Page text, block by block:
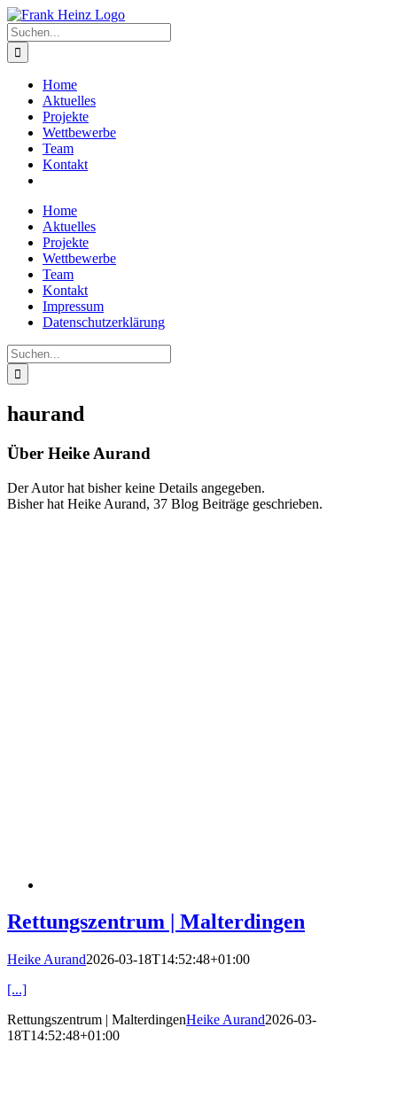
Zum
Inhalt
springen
Suche
nach:
Home
Aktuelles
Projekte
Wettbewerbe
Team
Kontakt
Home
Aktuelles
Projekte
Wettbewerbe
Team
Kontakt
Impressum
Datenschutzerklärung
Suche
nach:
haurand
Über Heike Aurand
Der Autor hat bisher keine Details angegeben.
Bisher hat Heike Aurand, 37 Blog Beiträge geschrieben.
Rettungszentrum | Malterdingen
Heike Aurand2026-03-18T14:52:48+01:00
[...]
Rettungszentrum | MalterdingenHeike Aurand2026-03-
18T14:52:48+01:00